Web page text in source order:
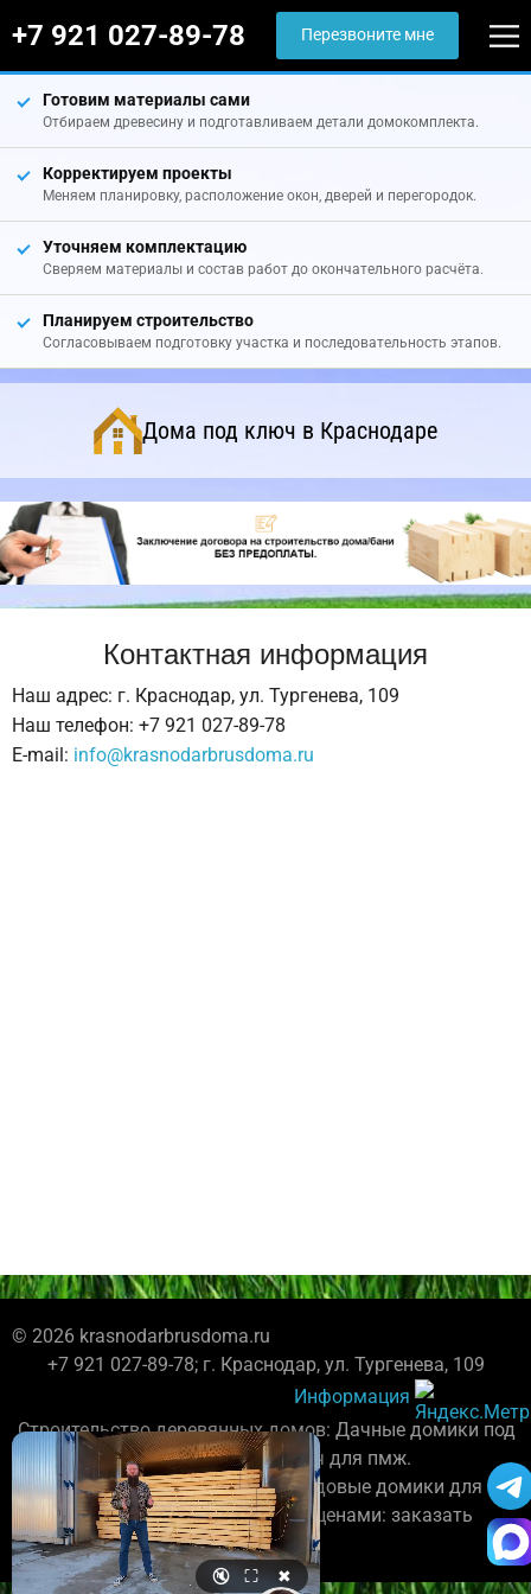
+7 921 027-89-78 Перезвоните мне
Готовим материалы сами
Отбираем древесину и подготавливаем детали домокомплекта.
Корректируем проекты
Меняем планировку, расположение окон, дверей и перегородок.
Уточняем комплектацию
Сверяем материалы и состав работ до окончательного расчёта.
Планируем строительство
Согласовываем подготовку участка и последовательность этапов.
Дома под ключ в Краснодаре
Контактная информация
Наш адрес: г. Краснодар, ул. Тургенева, 109
Наш телефон: +7 921 027-89-78
E-mail: info@krasnodarbrusdoma.ru
© 2026 krasnodarbrusdoma.ru
+7 921 027-89-78; г. Краснодар, ул. Тургенева, 109
Информация
Строительство деревянных домов: Дачные домики под
усадку, каркасные дома под ключ для пмж.
Бригада плотников постороит садовые домики для
дачи. Каталог проектов с фото и ценами: заказать
домокомплект.
🔇 ⛶ ✖